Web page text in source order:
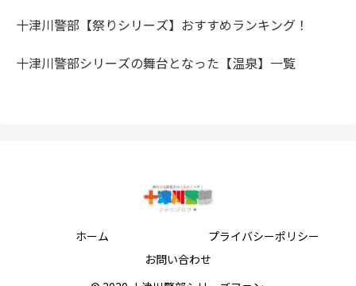
十津川警部【祭りシリーズ】おすすめランキング！
十津川警部シリーズの舞台となった【温泉】一覧
ホーム
プライバシーポリシー
お問い合わせ